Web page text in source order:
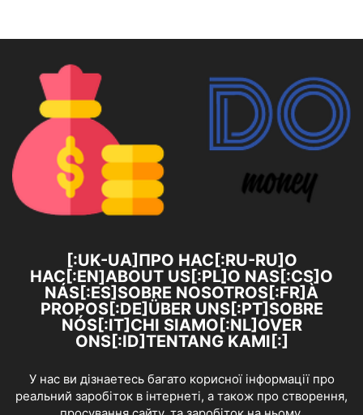
[:UK-UA]ПРО НАС[:RU-RU]О
НАС[:EN]ABOUT US[:PL]O NAS[:CS]O
NÁS[:ES]SOBRE NOSOTROS[:FR]À
PROPOS[:DE]ÜBER UNS[:PT]SOBRE
NÓS[:IT]CHI SIAMO[:NL]OVER
ONS[:ID]TENTANG KAMI[:]
У нас ви дізнаетесь багато корисної інформації про
реальний заробіток в інтернеті, а також про створення,